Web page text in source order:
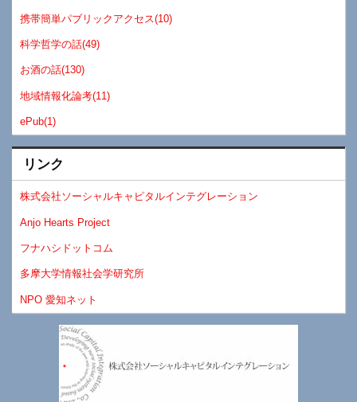
携帯簡単パブリックアクセス(10)
科学哲学の話(49)
お酒の話(130)
地域情報化論考(11)
ePub(1)
リンク
株式会社ソーシャルキャピタルインテグレーション
Anjo Hearts Project
フナハシドットコム
多摩大学情報社会学研究所
NPO 愛知ネット